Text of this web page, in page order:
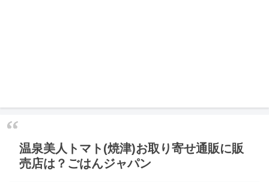
温泉美人トマト(焼津)お取り寄せ通販に販
売店は？ごはんジャパン